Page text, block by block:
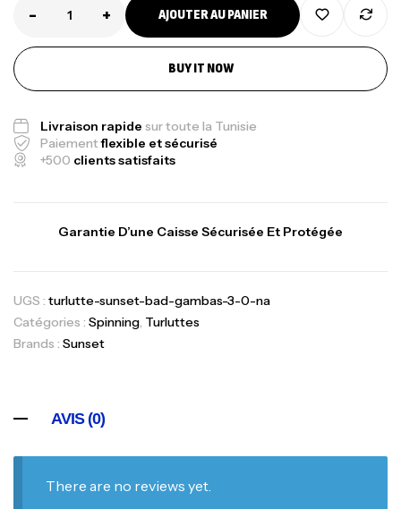
- + AJOUTER AU PANIER
BUY IT NOW
Livraison rapide sur toute la Tunisie
Paiementflexible et sécurisé
+500 clients satisfaits
Garantie D’une Caisse Sécurisée Et Protégée
UGS : turlutte-sunset-bad-gambas-3-0-na
Catégories : Spinning, Turluttes
Brands : Sunset
AVIS (0)
There are no reviews yet.